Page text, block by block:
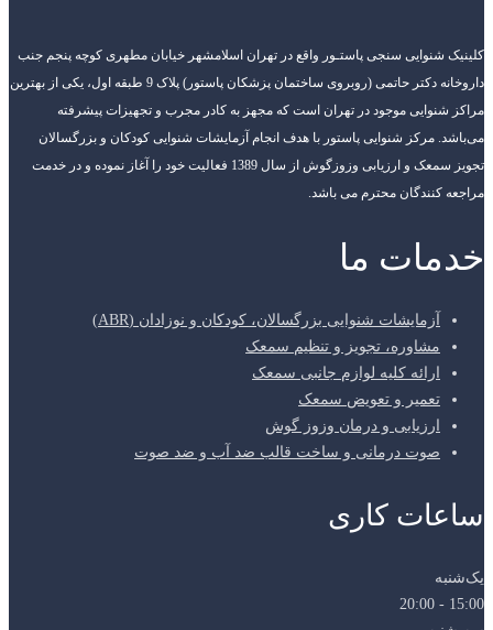
کلینیک شنوایی سنجی پاستـور واقع در تهران اسلامشهر خیابان مطهری کوچه پنجم جنب
داروخانه دکتر حاتمی (روبروی ساختمان پزشکان پاستور) پلاک 9 طبقه اول، یکی از بهترین
مراکز شنوایی موجود در تهران است که مجهز به کادر مجرب و تجهیزات پیشرفته
می‌باشد. مرکز شنوایی پاستور با هدف انجام آزمایشات شنوایی کودکان و بزرگسالان
تجویز سمعک و ارزیابی وزوزگوش از سال 1389 فعالیت خود را آغاز نموده و در خدمت
مراجعه کنندگان محترم می باشد.
خدمات ما
آزمایشات شنوایی بزرگسالان، کودکان و نوزادان (ABR)
مشاوره، تجویز و تنظیم سمعک
ارائه کلیه لوازم جانبی سمعک
تعمیر و تعویض سمعک
ارزیابی و درمان وزوز گوش
صوت درمانی و ساخت قالب ضد آب و ضد صوت
ساعات کاری
یک‌شنبه
15:00 - 20:00